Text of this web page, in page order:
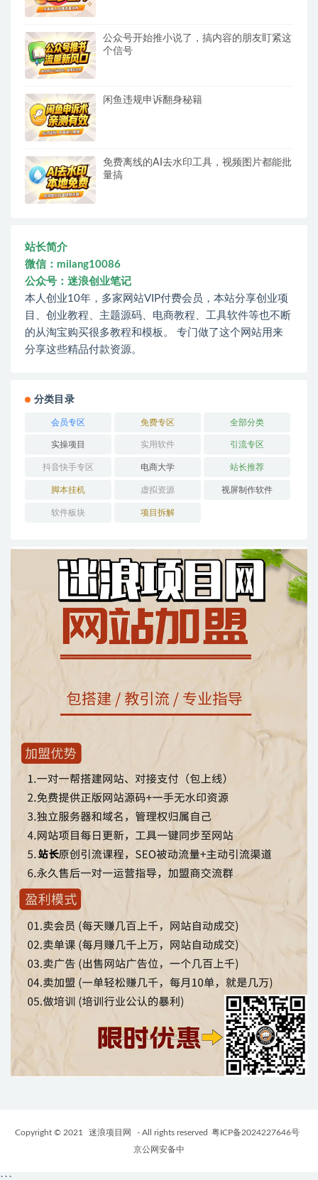
公众号开始推小说了，搞内容的朋友盯紧这
个信号
闲鱼违规申诉翻身秘籍
免费离线的AI去水印工具，视频图片都能批
量搞
站长简介
微信：milang10086
公众号：迷浪创业笔记
本人创业10年，多家网站VIP付费会员，本站分享创业项
目、创业教程、主题源码、电商教程、工具软件等也不断
的从淘宝购买很多教程和模板。 专门做了这个网站用来
分享这些精品付款资源。
分类目录
会员专区 免费专区 全部分类
实操项目 实用软件 引流专区
抖音快手专区 电商大学 站长推荐
脚本挂机 虚拟资源 视屏制作软件
软件板块 项目拆解
Copyright © 2021 迷浪项目网 - All rights reserved 粤ICP备2024227646号
京公网安备中